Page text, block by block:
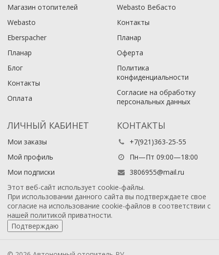
Магазин отопителей
Webasto
Eberspacher
Планар
Блог
Контакты
Оплата
Webasto Вебасто
Контакты
Планар
Оферта
Политика
конфиденциальности
Согласие на обработку
персональных данных
ЛИЧНЫЙ КАБИНЕТ
Мои заказы
Мой профиль
Мои подписки
КОНТАКТЫ
+7(921)363-25-55
Пн—Пт 09:00—18:00
3806955@mail.ru
Этот веб-сайт использует cookie-файлы.
При использовании данного сайта вы подтверждаете свое
согласие на использование cookie-файлов в соответствии с
нашей политикой приватности.
Подтверждаю